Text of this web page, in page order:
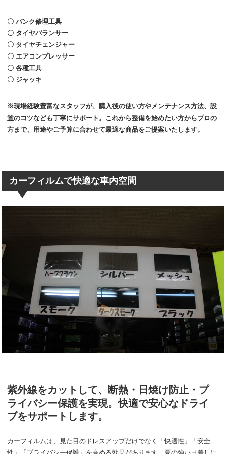
〇 パンク修理工具
〇 タイヤバランサー
〇 タイヤチェンジャー
〇 エアコンプレッサー
〇 各種工具
〇 ジャッキ
※現場経験豊富なスタッフが、購入後の使い方やメンテナンス方法、設
置のコツなども丁寧にサポート。これから整備を始めたい方からプロの
方まで、用途やご予算に合わせて最適な商品をご提案いたします。
カーフィルムで快適な車内空間
紫外線をカットして、断熱・日焼け防止・プ
ライバシー保護を実現。快適で安心なドライ
ブをサポートします。
カーフィルムは、見た目のドレスアップだけでなく「快適性」「安全